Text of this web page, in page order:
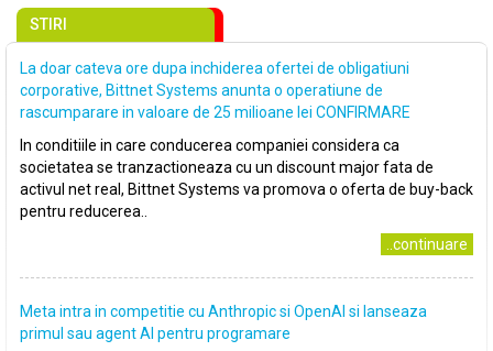
STIRI
La doar cateva ore dupa inchiderea ofertei de obligatiuni
corporative, Bittnet Systems anunta o operatiune de
rascumparare in valoare de 25 milioane lei CONFIRMARE
In conditiile in care conducerea companiei considera ca
societatea se tranzactioneaza cu un discount major fata de
activul net real, Bittnet Systems va promova o oferta de buy-back
pentru reducerea..
..continuare
Meta intra in competitie cu Anthropic si OpenAI si lanseaza
primul sau agent AI pentru programare